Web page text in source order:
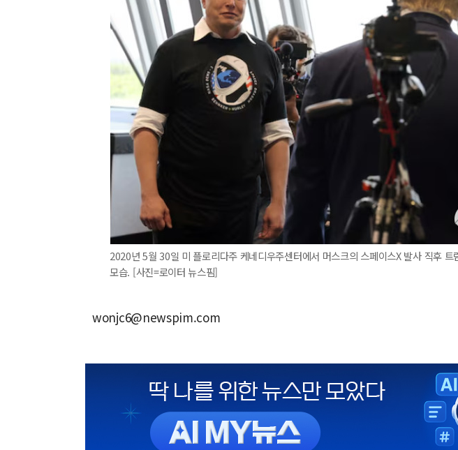
2020년 5월 30일 미 플로리다주 케네디우주센터에서 머스크의 스페이스X 발사 직후
모습. [사진=로이터 뉴스핌]
wonjc6@newspim.com